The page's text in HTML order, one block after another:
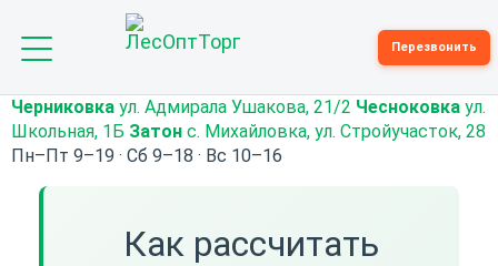
Toggle
Перезвонить
Черниковка ул. Адмирала Ушакова, 21/2 Чесноковка ул.
Школьная, 1Б Затон с. Михайловка, ул. Стройучасток, 28
Пн–Пт 9–19 · Сб 9–18 · Вс 10–16
Как рассчитать